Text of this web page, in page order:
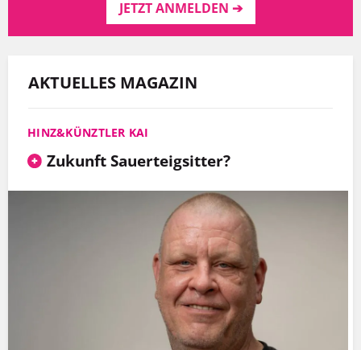
JETZT ANMELDEN ➔
AKTUELLES MAGAZIN
HINZ&KÜNZTLER KAI
Zukunft Sauerteigsitter?